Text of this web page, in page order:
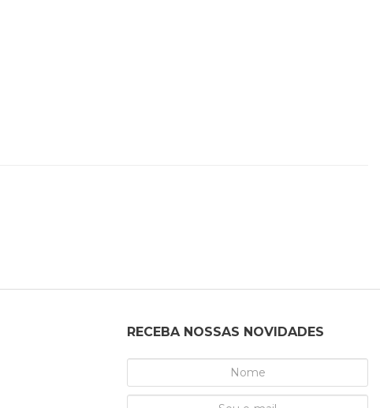
RECEBA NOSSAS NOVIDADES